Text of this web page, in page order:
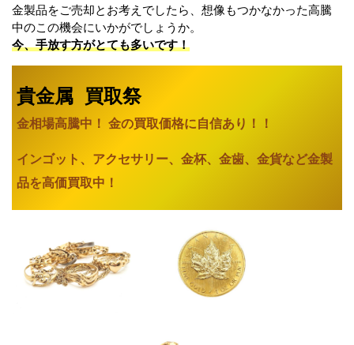
金製品をご売却とお考えでしたら、想像もつかなかった高騰
中のこの機会にいかがでしょうか。
今、手放す方がとても多いです！
貴金属 買取祭
金相場高騰中！ 金の買取価格に自信あり ！！
インゴット、アクセサリー、金杯、金歯、金貨など金製
品を高価買取中！